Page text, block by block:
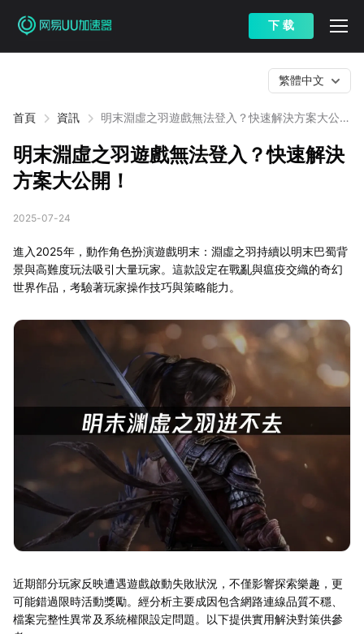
下 载
首頁 資訊
明末淵虛之羽遊戲無法登入？快速解決方案大公
繁體中文
明末淵虛之羽遊戲無法登入？快速解決
方案大公開！
2025-07-24
進入2025年，動作角色扮演遊戲明末：淵虛之羽持續以明末巴蜀背
景與高難度玩法吸引大量玩家。這款設定在戰亂與瘟疫交織的奇幻
世界作品，考驗著玩家操作技巧與策略能力。
近期部分玩家反映遭遇遊戲啟動失敗狀況，不僅影響探索樂趣，更
可能錯過限時活動獎勵。經分析主要成因包含網路連線品質不穩、
檔案完整性異常及系統權限設定問題。以下提供實用解決對策供參